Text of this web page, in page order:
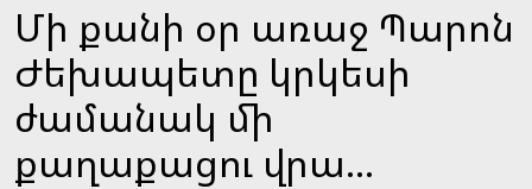
Մի քանի օր առաջ Պարոն
Ժեխապետը կրկեսի
ժամանակ մի
քաղաքացու վրա...